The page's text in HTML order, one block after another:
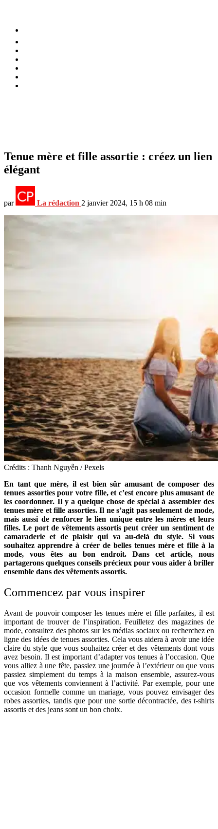
Tenue mère et fille assortie : créez un lien
élégant
par La rédaction 2 janvier 2024, 15 h 08 min
Crédits : Thanh Nguyễn / Pexels
En tant que mère, il est bien sûr amusant de composer des
tenues assorties pour votre fille, et c’est encore plus amusant de
les coordonner. Il y a quelque chose de spécial à assembler des
tenues mère et fille assorties. Il ne s’agit pas seulement de mode,
mais aussi de renforcer le lien unique entre les mères et leurs
filles. Le port de vêtements assortis peut créer un sentiment de
camaraderie et de plaisir qui va au-delà du style. Si vous
souhaitez apprendre à créer de belles tenues mère et fille à la
mode, vous êtes au bon endroit. Dans cet article, nous
partagerons quelques conseils précieux pour vous aider à briller
ensemble dans des vêtements assortis.
Commencez par vous inspirer
Avant de pouvoir composer les tenues mère et fille parfaites, il est
important de trouver de l’inspiration. Feuilletez des magazines de
mode, consultez des photos sur les médias sociaux ou recherchez en
ligne des idées de tenues assorties. Cela vous aidera à avoir une idée
claire du style que vous souhaitez créer et des vêtements dont vous
avez besoin. Il est important d’adapter vos tenues à l’occasion. Que
vous alliez à une fête, passiez une journée à l’extérieur ou que vous
passiez simplement du temps à la maison ensemble, assurez-vous
que vos vêtements conviennent à l’activité. Par exemple, pour une
occasion formelle comme un mariage, vous pouvez envisager des
robes assorties, tandis que pour une sortie décontractée, des t-shirts
assortis et des jeans sont un bon choix.